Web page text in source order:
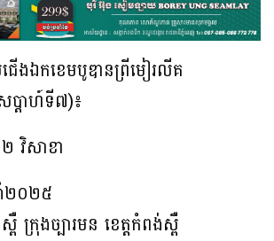
ើងឯកខេមបូឌានព្រីមៀរលីគ
តាហ៍ទី៧)៖
វិសាខា
២០២៥
ពឺ ក្រុងច្បារមន ខេត្តកំពង់ស្ពឺ